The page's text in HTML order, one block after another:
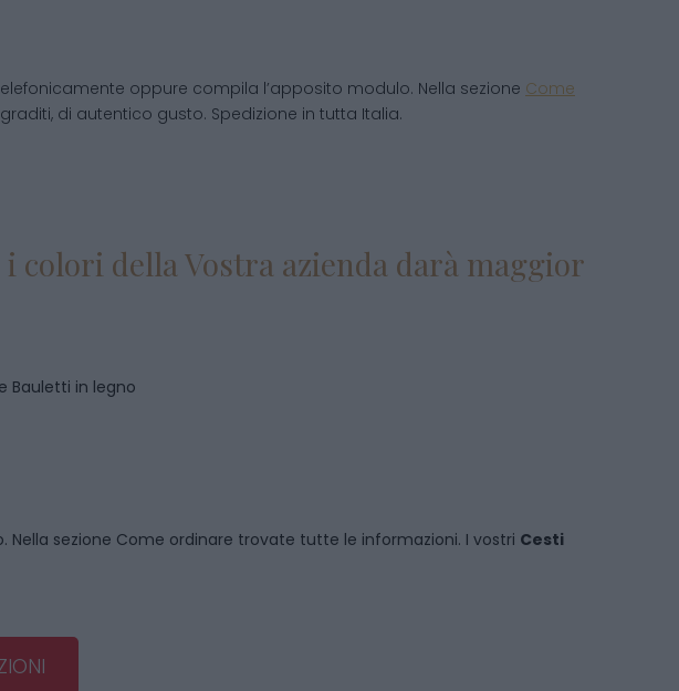
oppure compila l’apposito modulo. Nella sezione Come
di autentico gusto. Spedizione in tutta Italia.
colori della Vostra azienda darà maggior
Bauletti in legno
sezione Come ordinare trovate tutte le informazioni. I vostri Cesti